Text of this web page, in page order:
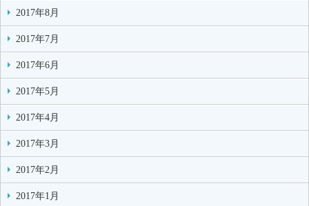
2017年8月
2017年7月
2017年6月
2017年5月
2017年4月
2017年3月
2017年2月
2017年1月